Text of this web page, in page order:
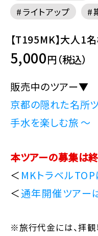
ライトアップ
【T195MK】大人1
5,000円（税込）
販売中のツアー▼
京都の隠れた名所
手水を楽しむ旅 ～
本ツアーの募集は
＜ MKトラベル
＜通年開催ツアー
※旅行代金には、拝観